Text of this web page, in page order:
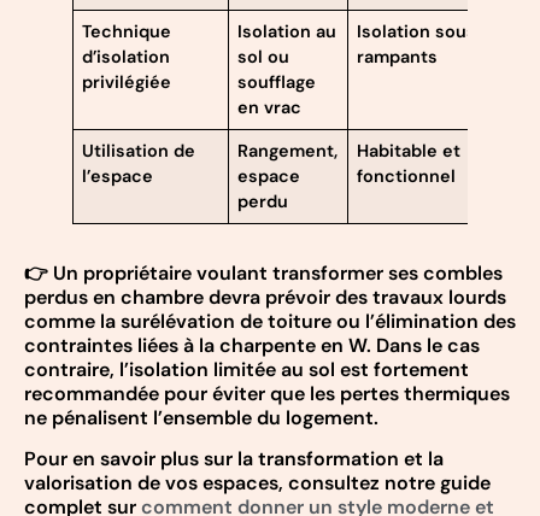
Technique
d’isolation
privilégiée
Isolation au
sol ou
soufflage
en vrac
Isolation sous
rampants
Utilisation de
l’espace
Rangement,
espace
perdu
Habitable et
fonctionnel
👉 Un propriétaire voulant transformer ses combles
perdus en chambre devra prévoir des travaux lourds
comme la surélévation de toiture ou l’élimination des
contraintes liées à la charpente en W. Dans le cas
contraire, l’isolation limitée au sol est fortement
recommandée pour éviter que les pertes thermiques
ne pénalisent l’ensemble du logement.
Pour en savoir plus sur la transformation et la
valorisation de vos espaces, consultez notre guide
complet surcomment donner un style moderne et